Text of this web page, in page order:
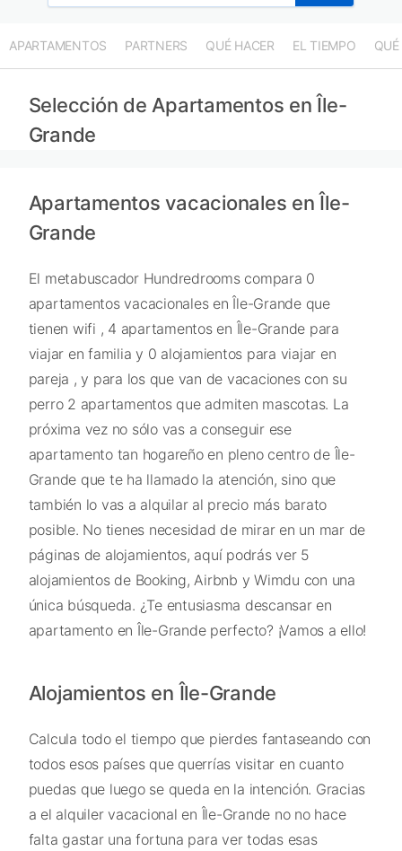
APARTAMENTOS PARTNERS QUÉ HACER EL TIEMPO QUÉ
Selección de Apartamentos en Île-
Grande
Apartamentos vacacionales en Île-
Grande
El metabuscador Hundredrooms compara 0
apartamentos vacacionales en Île-Grande que
tienen wifi , 4 apartamentos en Île-Grande para
viajar en familia y 0 alojamientos para viajar en
pareja , y para los que van de vacaciones con su
perro 2 apartamentos que admiten mascotas. La
próxima vez no sólo vas a conseguir ese
apartamento tan hogareño en pleno centro de Île-
Grande que te ha llamado la atención, sino que
también lo vas a alquilar al precio más barato
posible. No tienes necesidad de mirar en un mar de
páginas de alojamientos, aquí podrás ver 5
alojamientos de Booking, Airbnb y Wimdu con una
única búsqueda. ¿Te entusiasma descansar en
apartamento en Île-Grande perfecto? ¡Vamos a ello!
Alojamientos en Île-Grande
Calcula todo el tiempo que pierdes fantaseando con
todos esos países que querrías visitar en cuanto
puedas que luego se queda en la intención. Gracias
a el alquiler vacacional en Île-Grande no no hace
falta gastar una fortuna para ver todas esas